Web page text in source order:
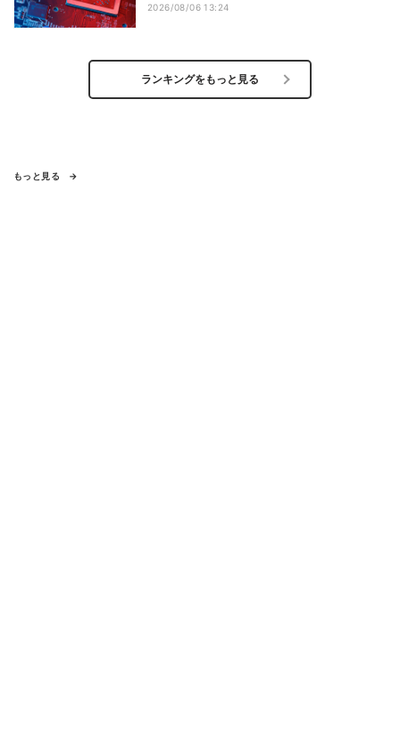
2026/08/06 13:24
ランキングをもっと見る
もっと見る